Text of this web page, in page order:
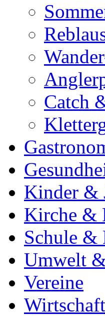
Catch
Kinder &
Kirche &
Schule &
Umwelt
Vereine
Wirtschaft